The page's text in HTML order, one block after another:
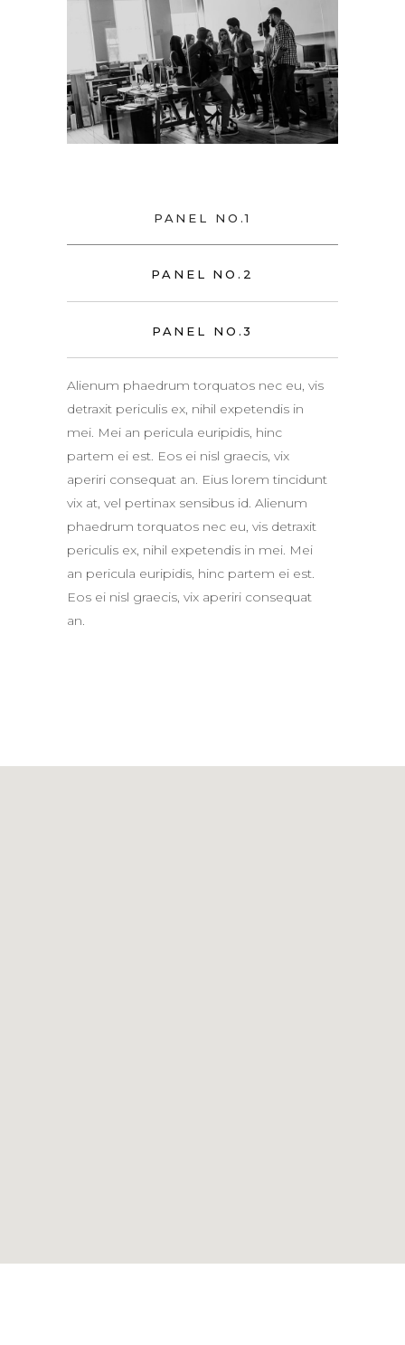
PANEL NO.1
PANEL NO.2
PANEL NO.3
Alienum phaedrum torquatos nec eu, vis
detraxit periculis ex, nihil expetendis in
mei. Mei an pericula euripidis, hinc
partem ei est. Eos ei nisl graecis, vix
aperiri consequat an. Eius lorem tincidunt
vix at, vel pertinax sensibus id. Alienum
phaedrum torquatos nec eu, vis detraxit
periculis ex, nihil expetendis in mei. Mei
an pericula euripidis, hinc partem ei est.
Eos ei nisl graecis, vix aperiri consequat
an.